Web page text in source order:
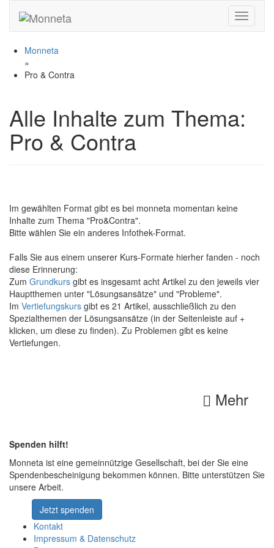
Toggle
Monneta
»
Pro & Contra
Alle Inhalte zum Thema:
Pro & Contra
Im gewählten Format gibt es bei monneta momentan keine
Inhalte zum Thema "Pro&Contra".
Bitte wählen Sie ein anderes Infothek-Format.
Falls Sie aus einem unserer Kurs-Formate hierher fanden - noch
diese Erinnerung:
Zum Grundkurs gibt es insgesamt acht Artikel zu den jeweils vier
Hauptthemen unter "Lösungsansätze" und "Probleme".
Im Vertiefungskurs gibt es 21 Artikel, ausschließlich zu den
Spezialthemen der Lösungsansätze (in der Seitenleiste auf +
klicken, um diese zu finden). Zu Problemen gibt es keine
Vertiefungen.
Mehr
Spenden hilft!
Monneta ist eine gemeinnützige Gesellschaft, bei der Sie eine
Spendenbescheinigung bekommen können. Bitte unterstützen Sie
unsere Arbeit.
Jetzt spenden
Kontakt
Impressum & Datenschutz